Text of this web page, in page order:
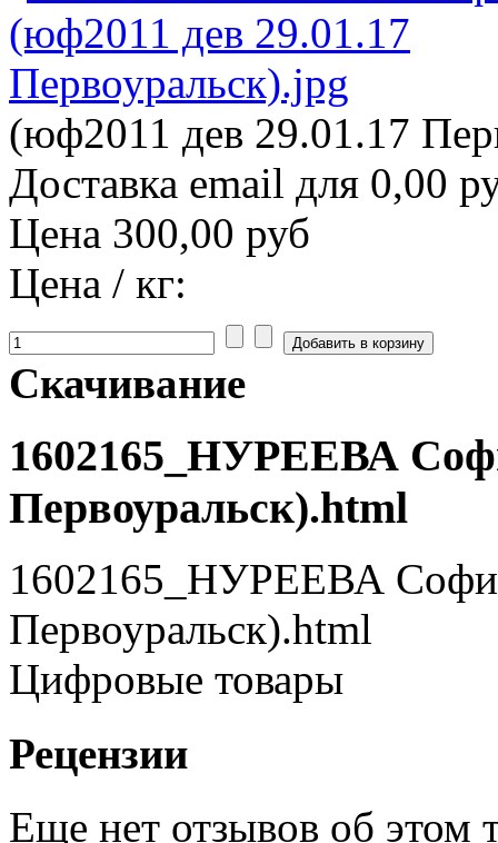
(юф2011 дев 29.01.17
Доставка email для 0,00
Цена 300,00 руб
Цена / кг:
Скачивание
1602165_НУРЕЕВА
Первоуральск).html
1602165_НУРЕЕВА
Первоуральск).html
Цифровые товары
Рецензии
Еще нет отзывов об этом